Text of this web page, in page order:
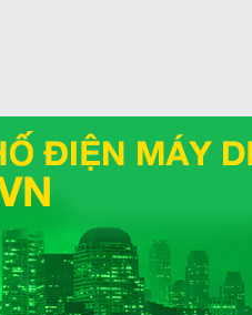
Chất liệu cửa tủ lạnh
Chất liệu khay ngăn
Chất liệu ống dẫn gas, dàn
lạnh: